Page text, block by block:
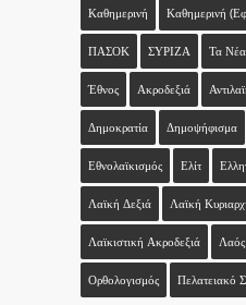
Καθημερινή Καθημερινή
ΠΑΣΟΚ ΣΥΡΙΖΑ Τα Νέα
Έθνος Ακροδεξιά
Δημοκρατία Δημοψήφισμα
Εθνολαϊκισμός Ελίτ
Λαϊκή Δεξιά Λαϊκή
Λαϊκιστική Ακροδεξιά Λαός
Ορθολογισμός Πελατειακό